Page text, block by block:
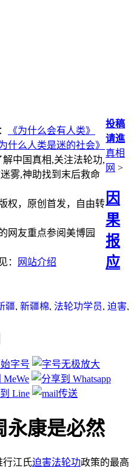
《为什么会有人类》
为什么人类是迷的社会》
中国真相,关注法轮功,
雾,神助找到末后救命
权，原创首发，自由转
网友重点参阅美博园
：
网站介绍
投稿
请進
真相
网 >
因
果
报
应
疆, 新疆棉, 法轮功学员, 迫害,
永康是必然
行江氏迫害法轮功政策的最高